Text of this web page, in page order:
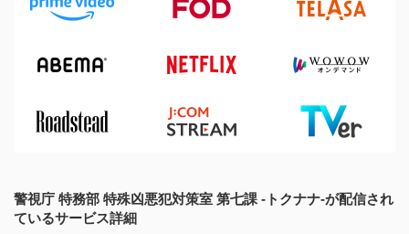
警視庁 特務部 特殊凶悪犯対策室 第七課 -トクナナ-が配信され
ているサービス詳細